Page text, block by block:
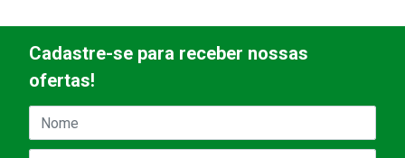
Cadastre-se para receber nossas
ofertas!